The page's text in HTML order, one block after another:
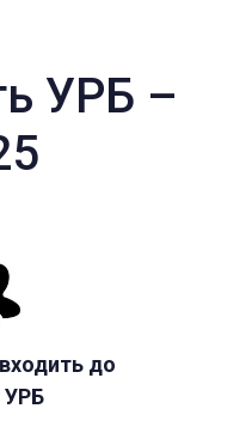
УРБ –
до
УРБ